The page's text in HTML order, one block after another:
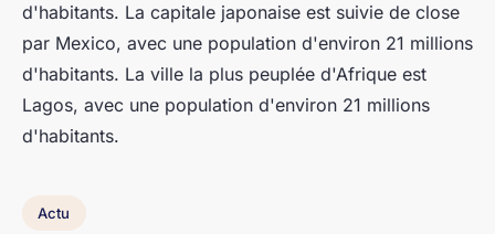
d'habitants. La capitale japonaise est suivie de close
par Mexico, avec une population d'environ 21 millions
d'habitants. La ville la plus peuplée d'Afrique est
Lagos, avec une population d'environ 21 millions
d'habitants.
Actu